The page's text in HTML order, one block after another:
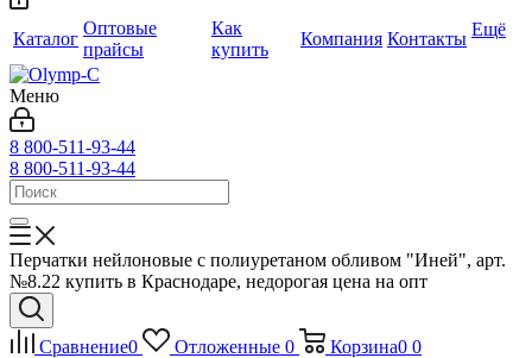
Каталог
Оптовые
прайсы
Как
купить
Компания Контакты Ещё
Меню
8 800-511-93-44
8 800-511-93-44
Перчатки нейлоновые с полиуретаном обливом "Иней", арт.
№8.22 купить в Краснодаре, недорогая цена на опт
Сравнение0 Отложенные 0 Корзина0 0